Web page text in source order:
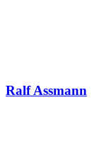
Ralf Assmann